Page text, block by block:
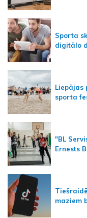
Sporta
digitālo
Liepājas
sporta
"BL
Ernests
maziem